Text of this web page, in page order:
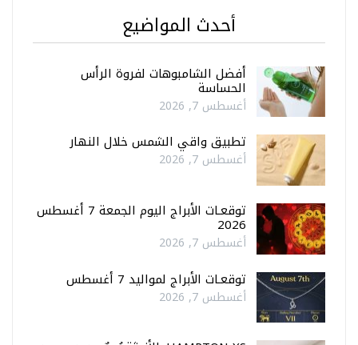
أحدث المواضيع
أفضل الشامبوهات لفروة الرأس
الحساسة
أغسطس 7, 2026
تطبيق واقي الشمس خلال النهار
أغسطس 7, 2026
توقعـات الأبراج اليوم الجمعة 7 أغسطس
2026
أغسطس 7, 2026
توقعـات الأبراج لمواليد 7 أغسطس
أغسطس 7, 2026